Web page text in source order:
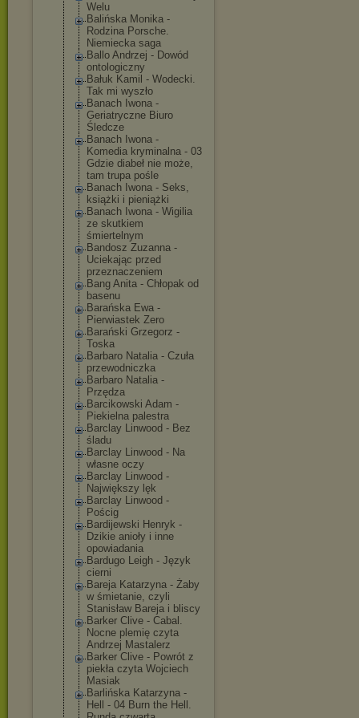
Welu
Balińska Monika -
Rodzina Porsche.
Niemiecka saga
Ballo Andrzej - Dowód
ontologiczny
Bałuk Kamil - Wodecki.
Tak mi wyszło
Banach Iwona -
Geriatryczne Biuro
Śledcze
Banach Iwona -
Komedia kryminalna - 03
Gdzie diabeł nie może,
tam trupa pośle
Banach Iwona - Seks,
książki i pieniążki
Banach Iwona - Wigilia
ze skutkiem
śmiertelnym
Bandosz Zuzanna -
Uciekając przed
przeznaczeniem
Bang Anita - Chłopak od
basenu
Barańska Ewa -
Pierwiastek Zero
Barański Grzegorz -
Toska
Barbaro Natalia - Czuła
przewodniczka
Barbaro Natalia -
Przędza
Barcikowski Adam -
Piekielna palestra
Barclay Linwood - Bez
śladu
Barclay Linwood - Na
własne oczy
Barclay Linwood -
Największy lęk
Barclay Linwood -
Pościg
Bardijewski Henryk -
Dzikie anioły i inne
opowiadania
Bardugo Leigh - Język
cierni
Bareja Katarzyna - Żaby
w śmietanie, czyli
Stanisław Bareja i bliscy
Barker Clive - Cabal.
Nocne plemię czyta
Andrzej Mastalerz
Barker Clive - Powrót z
piekła czyta Wojciech
Masiak
Barlińska Katarzyna -
Hell - 04 Burn the Hell.